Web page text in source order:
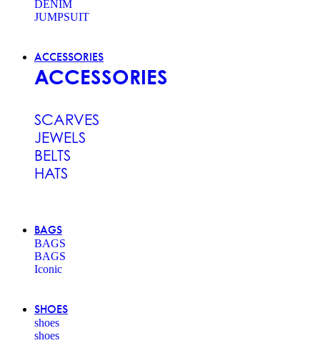
DENIM
JUMPSUIT
ACCESSORIES
ACCESSORIES
SCARVES
JEWELS
BELTS
HATS
BAGS
BAGS
BAGS
Iconic
SHOES
shoes
shoes